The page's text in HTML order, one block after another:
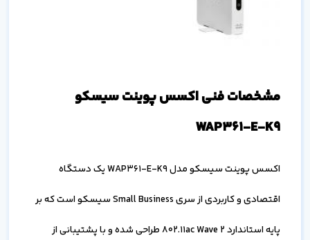
مشخصات فنی اکسس پوینت سیسکو
WAP361-E-K9
اکسس پوینت سیسکو مدل WAP361-E-K9 یک دستگاه
اقتصادی و کاربردی از سری Small Business سیسکو است که بر
پایه استاندارد 802.11ac Wave 2 طراحی شده و با پشتیبانی از